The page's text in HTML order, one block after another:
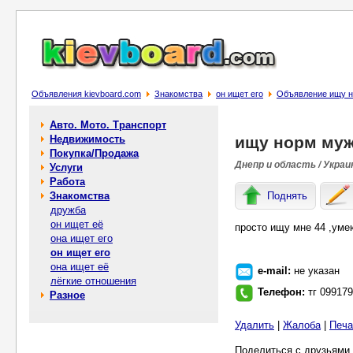
Объявления kievboard.com Знакомства он ищет его Объявление ищу
Авто. Мото. Транспорт
Недвижимость
Покупка/Продажа
Услуги
Работа
Знакомства
дружба
он ищет её
она ищет его
он ищет его
она ищет её
лёгкие отношения
Разное
ищу норм
Днепр и область /
Поднять
просто ищу мне 44
e-mail: не указан
Телефон: тг
Удалить Жалоба|
Поделиться с